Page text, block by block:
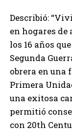
Describió:
en hogares
los 16 años
Segunda
obrera en una
Primera
una exitosa
permitió
con 20th